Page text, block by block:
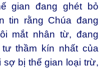
gian đang ghét bỏ
tin rằng Chúa đang
mắt nhân từ, đang
thầm kín nhất của
bị thế gian loại trừ,